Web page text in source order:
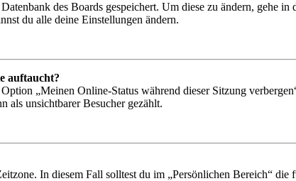
des Boards gespeichert. Um diese zu ändern, gehe
du alle deine Einstellungen ändern.
auftaucht?
„Meinen Online-Status während dieser Sitzung
als unsichtbarer Besucher gezählt.
In diesem Fall solltest du im „Persönlichen Bereich“